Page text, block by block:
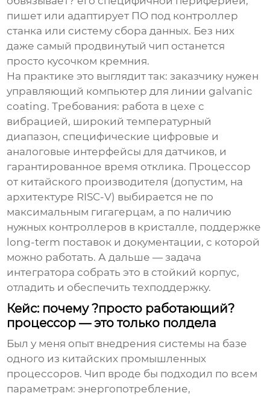
пишет или адаптирует ПО под контроллер
станка или систему сбора данных. Без них
даже самый продвинутый чип останется
просто кусочком кремния.
На практике это выглядит так: заказчику нужен
управляющий компьютер для линии galvanic
coating. Требования: работа в цехе с
вибрацией, широкий температурный
диапазон, специфические цифровые и
аналоговые интерфейсы для датчиков, и
гарантированное время отклика. Процессор
от китайского производителя (допустим, на
архитектуре RISC-V) выбирается не по
максимальным гигагерцам, а по наличию
нужных контроллеров в кристалле, поддержке
long-term поставок и документации, с которой
можно работать. А дальше — задача
интегратора собрать это в стойкий корпус,
отладить и обеспечить техподдержку.
Кейс: почему ?просто работающий?
процессор — это только полдела
Был у меня опыт внедрения системы на базе
одного из китайских промышленных
процессоров. Чип вроде бы подходил по всем
параметрам: энергопотребление,